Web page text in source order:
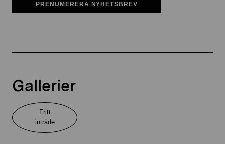
PRENUMERERA NYHETSBREV
Gallerier
Fritt
inträde